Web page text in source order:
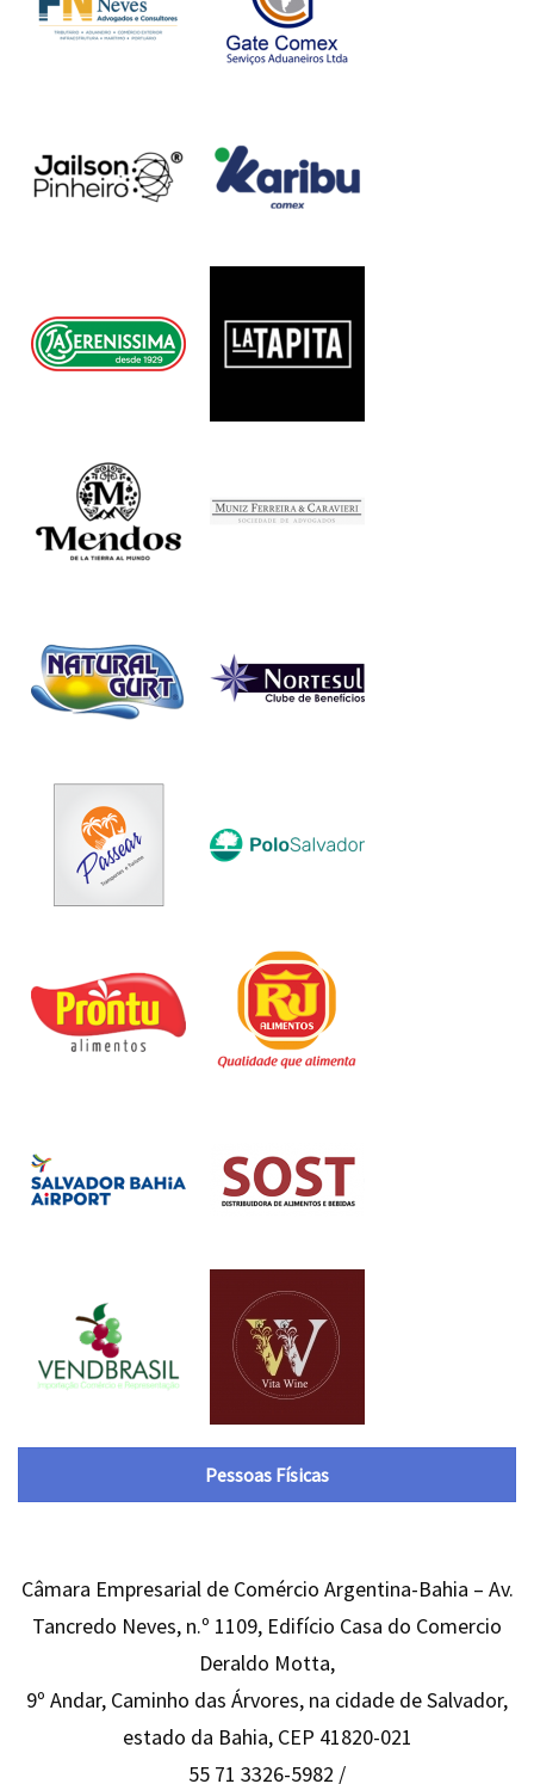
Pessoas Físicas
Câmara Empresarial de Comércio Argentina-Bahia – Av.
Tancredo Neves, n.º 1109, Edifício Casa do Comercio
Deraldo Motta,
9º Andar, Caminho das Árvores, na cidade de Salvador,
estado da Bahia, CEP 41820-021
55 71 3326-5982 /